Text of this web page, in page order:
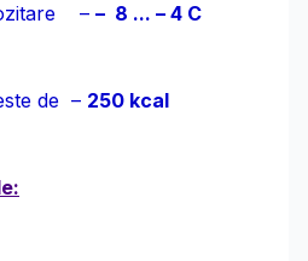
– – 8 ... – 4 С
de – 250 kcal